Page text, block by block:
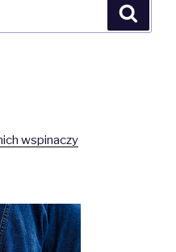
wspinaczy